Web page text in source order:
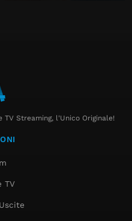
Streaming, l'Unico Originale!
TV